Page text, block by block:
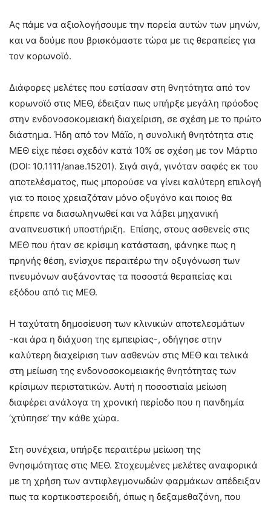
Ας πάμε να αξιολογήσουμε την πορεία αυτών των μηνών,
και να δούμε που βρισκόμαστε τώρα με τις θεραπείες για
τον κορωνοϊό.
Διάφορες μελέτες που εστίασαν στη θνητότητα από τον
κορωνοϊό στις ΜΕΘ, έδειξαν πως υπήρξε μεγάλη πρόοδος
στην ενδονοσοκομειακή διαχείριση, σε σχέση με το πρώτο
διάστημα. Ήδη από τον Μάϊο, η συνολική θνητότητα στις
ΜΕΘ είχε πέσει σχεδόν κατά 10% σε σχέση με τον Μάρτιο
(DOI: 10.1111/anae.15201). Σιγά σιγά, γινόταν σαφές εκ του
αποτελέσματος, πως μπορούσε να γίνει καλύτερη επιλογή
για το ποιος χρειαζόταν μόνο οξυγόνο και ποιος θα
έπρεπε να διασωληνωθεί και να λάβει μηχανική
αναπνευστική υποστήριξη. Επίσης, στους ασθενείς στις
ΜΕΘ που ήταν σε κρίσιμη κατάσταση, φάνηκε πως η
πρηνής θέση, ενίσχυε περαιτέρω την οξυγόνωση των
πνευμόνων αυξάνοντας τα ποσοστά θεραπείας και
εξόδου από τις ΜΕΘ.
H ταχύτατη δημοσίευση των κλινικών αποτελεσμάτων
-και άρα η διάχυση της εμπειρίας-, οδήγησε στην
καλύτερη διαχείριση των ασθενών στις ΜΕΘ και τελικά
στη μείωση της ενδονοσοκομειακής θνητότητας των
κρίσιμων περιστατικών. Αυτή η ποσοστιαία μείωση
διαφέρει ανάλογα τη χρονική περίοδο που η πανδημία
‘χτύπησε’ την κάθε χώρα.
Στη συνέχεια, υπήρξε περαιτέρω μείωση της
θνησιμότητας στις ΜΕΘ. Στοχευμένες μελέτες αναφορικά
με τη χρήση των αντιφλεγμονωδών φαρμάκων απέδειξαν
πως τα κορτικοστεροειδή, όπως η δεξαμεθαζόνη, που